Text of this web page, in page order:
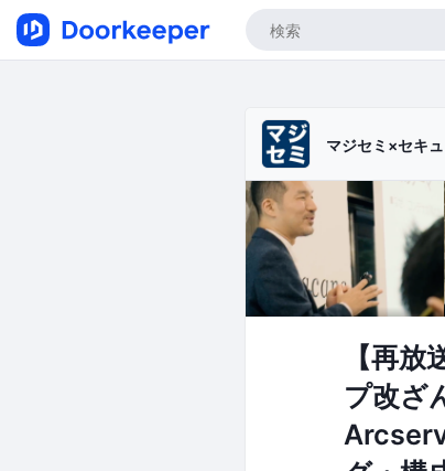
マジセミ×セキ
【再
プ改ざ